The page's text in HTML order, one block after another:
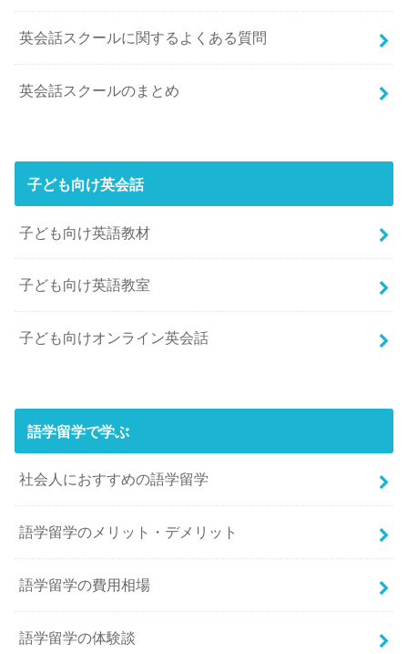
英会話スクールに関するよくある質問
英会話スクールのまとめ
子ども向け英会話
子ども向け英語教材
子ども向け英語教室
子ども向けオンライン英会話
語学留学で学ぶ
社会人におすすめの語学留学
語学留学のメリット・デメリット
語学留学の費用相場
語学留学の体験談